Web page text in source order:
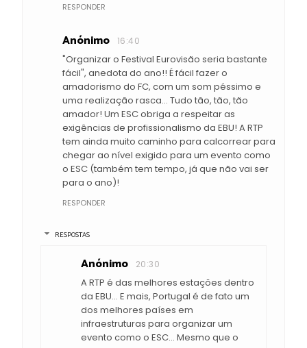
RESPONDER
Anónimo 16:40
"Organizar o Festival Eurovisão seria bastante
fácil", anedota do ano!! É fácil fazer o
amadorismo do FC, com um som péssimo e
uma realização rasca... Tudo tão, tão, tão
amador! Um ESC obriga a respeitar as
exigências de profissionalismo da EBU! A RTP
tem ainda muito caminho para calcorrear para
chegar ao nível exigido para um evento como
o ESC (também tem tempo, já que não vai ser
para o ano)!
RESPONDER
RESPOSTAS
Anónimo 20:30
A RTP é das melhores estações dentro
da EBU... E mais, Portugal é de fato um
dos melhores países em
infraestruturas para organizar um
evento como o ESC... Mesmo que o